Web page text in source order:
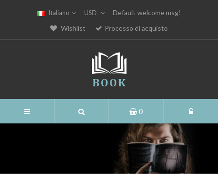
Italiano USD
Default welcome msg!
Wishlist
Processo di acquisto
0